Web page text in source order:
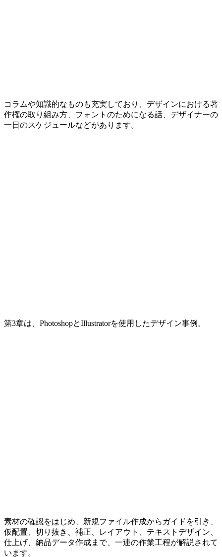
コラムや知識的なものも充実しており、デザインにおける著
作権の取り組み方、フォントのためになる話、デザイナーの
一日のスケジュールなどがあります。
第3章は、PhotoshopとIllustratorを使用したデザイン事例。
素材の確認をはじめ、新規ファイル作成からガイドを引き、
仮配置、切り抜き、補正、レイアウト、テキストデザイン、
仕上げ、納品データ作成まで、一連の作業工程が解説されて
います。